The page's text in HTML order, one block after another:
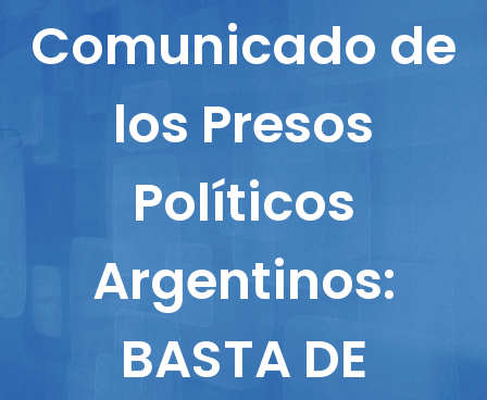
Reportajes
Columnistas
Comunicado de
los Presos
Políticos
Argentinos:
BASTA DE